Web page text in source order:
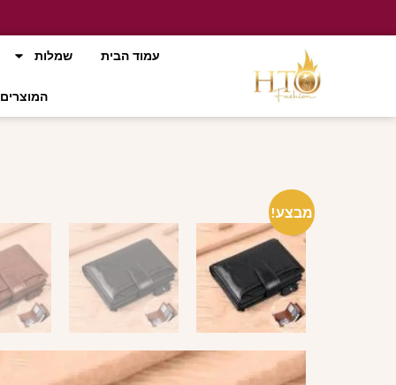
עמוד הבית
שמלות
מבצע!